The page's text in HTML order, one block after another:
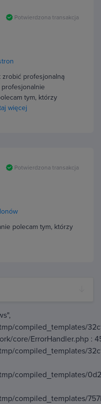
Potwierdzona transakcja
zrobić profesjonalną
tym, którzy
więcej
Potwierdzona transakcja
polecam tym, którzy
compiled_templates/
core/ErrorHandler.php :
compiled_templates/
compiled_templates/
compiled_templates/